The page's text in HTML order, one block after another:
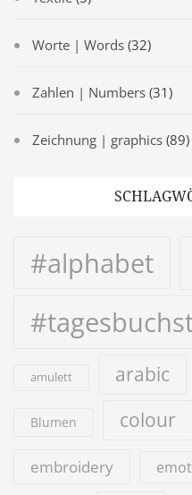
Worte | Words (32)
Zahlen | Numbers (31)
Zeichnung | graphics (89)
#alphabet
amulett arabic
Blumen colour
embroidery